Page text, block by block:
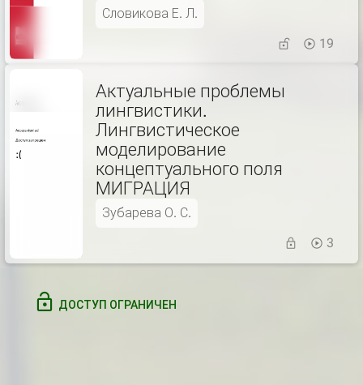
Словикова Е. Л.
19
Актуальные проблемы
лингвистики.
Лингвистическое
моделирование
концептуального поля
МИГРАЦИЯ
Зубарева О. С.
3
ДОСТУП ОГРАНИЧЕН